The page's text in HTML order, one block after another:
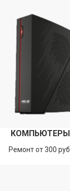
КОМПЬЮТЕРЫ
Ремонт от 300 руб.